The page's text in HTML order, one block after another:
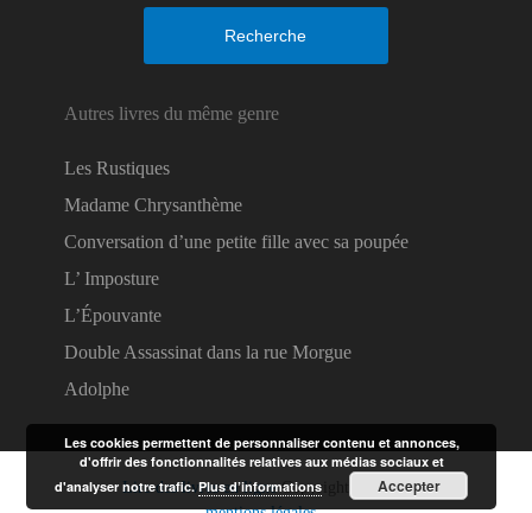
Recherche
Autres livres du même genre
Les Rustiques
Madame Chrysanthème
Conversation d’une petite fille avec sa poupée
L’ Imposture
L’Épouvante
Double Assassinat dans la rue Morgue
Adolphe
Lire des livres en ligneCopyright © 2026.
Les cookies permettent de personnaliser contenu et annonces,
d'offrir des fonctionnalités relatives aux médias sociaux et
d'analyser notre trafic.Plus d’informations Accepter